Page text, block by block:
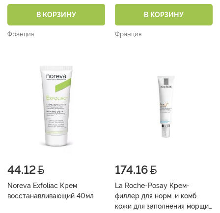
В КОРЗИНУ
Франция
В КОРЗИНУ
Франция
44.12
Noreva Exfoliac Крем
восстанавливающий 40мл
174.16
La Roche-Posay Крем-
филлер для норм. и комб.
кожи для заполнения морщин